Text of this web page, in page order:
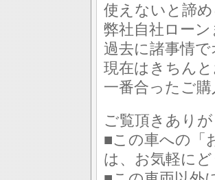
使えないと諦
弊社自社ロー
過去に諸事情
現在はきちん
一番合ったご
ご覧頂きあり
■この車への「
は、お気軽に